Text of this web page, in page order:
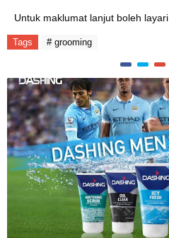
Untuk maklumat lanjut boleh layari
Tags # grooming